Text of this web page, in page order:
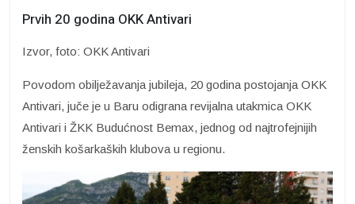
Prvih 20 godina OKK Antivari
Izvor, foto: OKK Antivari
Povodom obilježavanja jubileja, 20 godina postojanja OKK
Antivari, juče je u Baru odigrana revijalna utakmica OKK
Antivari i ŽKK Budućnost Bemax, jednog od najtrofejnijih
ženskih košarkaških klubova u regionu.